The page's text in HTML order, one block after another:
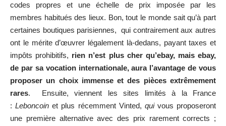
codes propres et une échelle de prix imposée par les
membres habitués des lieux. Bon, tout le monde sait qu’à part
certaines boutiques parisiennes, qui contrairement aux autres
ont le mérite d’œuvrer légalement là-dedans, payant taxes et
impôts prohibitifs, rien n’est plus cher qu’ebay, mais ebay,
de par sa vocation internationale, aura l’avantage de vous
proposer un choix immense et des pièces extrêmement
rares. Ensuite, viennent les sites limités à la France
:Leboncoin et plus récemment Vinted, quivous proposeront
une première alternative avec des prix rarement corrects ;